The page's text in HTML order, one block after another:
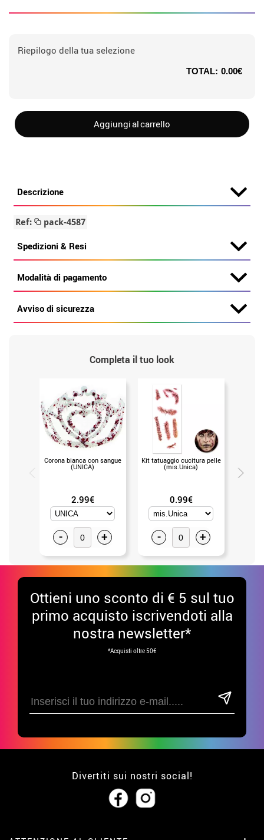
Riepilogo della tua selezione
TOTAL: 0.00€
Aggiungi al carrello
Descrizione
Ref: pack-4587
Spedizioni & Resi
Modalità di pagamento
Avviso di sicurezza
Completa il tuo look
Corona bianca con sangue
(UNICA)
2.99€
- +
Kit tatuaggio cucitura pelle
(mis.Unica)
0.99€
- +
Ottieni uno sconto di € 5 sul tuo
primo acquisto iscrivendoti alla
nostra newsletter*
*Acquisti oltre 50€
Divertiti sui nostri social!